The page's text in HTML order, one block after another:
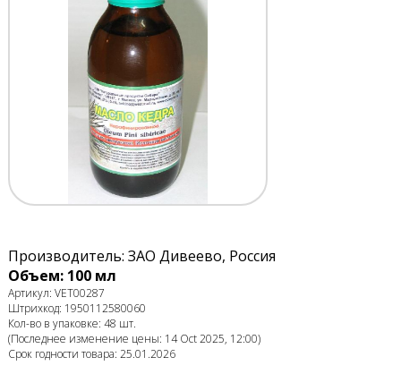
Производитель: ЗАО Дивеево, Россия
Объем: 100 мл
Артикул: VET00287
Штрихкод: 1950112580060
Кол-во в упаковке: 48 шт.
(Последнее изменение цены: 14 Oct 2025, 12:00)
Срок годности товара: 25.01.2026